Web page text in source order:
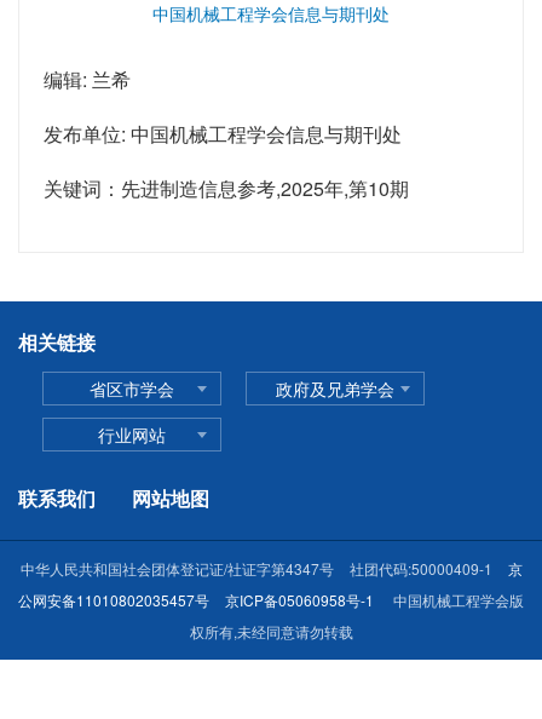
中国机械工程学会信息与期刊处
编辑: 兰希
发布单位: 中国机械工程学会信息与期刊处
关键词：先进制造信息参考,2025年,第10期
相关链接
省区市学会
政府及兄弟学会
行业网站
联系我们 网站地图
中华人民共和国社会团体登记证/社证字第4347号 社团代码:50000409-1
京
公网安备11010802035457号
京ICP备05060958号-1
中国机械工程学会版
权所有,未经同意请勿转载